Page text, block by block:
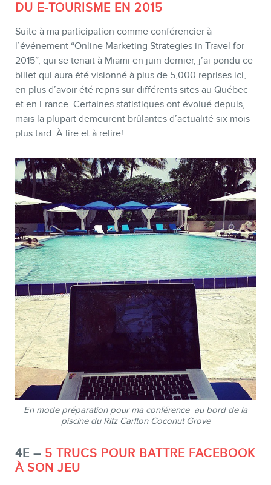
DU E-TOURISME EN 2015
Suite à ma participation comme conférencier à
l’événement “Online Marketing Strategies in Travel for
2015”, qui se tenait à Miami en juin dernier, j’ai pondu ce
billet qui aura été visionné à plus de 5,000 reprises ici,
en plus d’avoir été repris sur différents sites au Québec
et en France. Certaines statistiques ont évolué depuis,
mais la plupart demeurent brûlantes d’actualité six mois
plus tard. À lire et à relire!
En mode préparation pour ma conférence au bord de la
piscine du Ritz Carlton Coconut Grove
4E – 5 TRUCS POUR BATTRE FACEBOOK
À SON JEU